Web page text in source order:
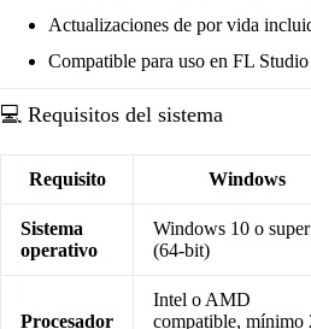
Actualizaciones de por vida
Compatible para uso en FL
💻 Requisitos del sistema
Requisito Windows
Sistema
operativo
Windows 10 o
(64-bit)
Procesador
Intel o AMD
compatible, mínimo